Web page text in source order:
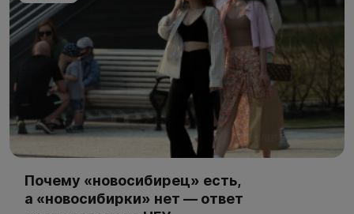
Почему «новосибирец» есть,
а «новосибирки» нет — ответ